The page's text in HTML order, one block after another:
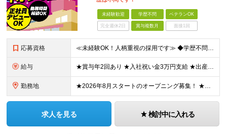
未経験歓迎 学歴不問 ベテランOK
完全週休2日 賞与複数月 面接1回
応募資格 ≪未経験OK！人柄重視の採用です≫ ◆学歴不問 ◆経歴不問 ◆正社員デビューOK ◆ブランクありOK ◆転職回数が多くてもOK ------------- ☆面接用のスーツをお持ちでなくても大丈夫！
給与 ★賞与年2回あり ★入社祝い金3万円支給 ★出産祝い金や育児支援金などの手当も充実！ ≪給与モデル≫ 【東京】基本給27万2780円/月給＋時間外手当（25h） 【愛知】基本給25万4990円/月給
勤務地 ★2026年8月スタートのオープニング募集！ ★そのほか北海道から九州まで各拠点でも採用実施中 ★勤務地により車・バイク・自転車通勤OK --------------------- ▽下記の勤務地にて
求人を見る 検討中に入れる